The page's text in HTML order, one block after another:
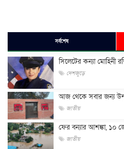
সর্বশেষ
সিলেটের কন্যা মোহিনী
দেশজুড়ে
আজ থেকে সবার জন্য
জাতীয়
ফের বন্যার আশঙ্কা, ১০
জাতীয়